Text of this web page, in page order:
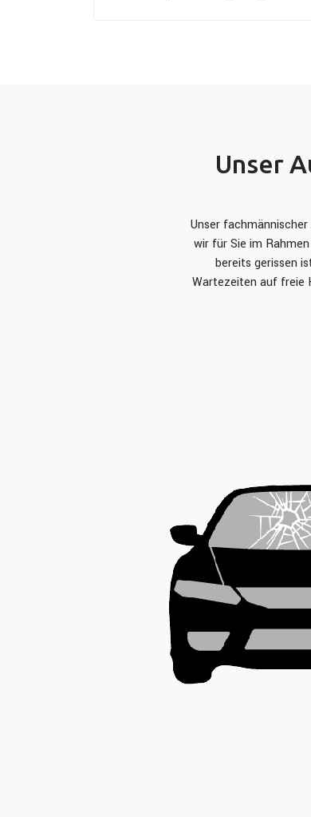
Unser
Unser
wir für Sie im
bereits gerissen
Wartezeiten auf freie